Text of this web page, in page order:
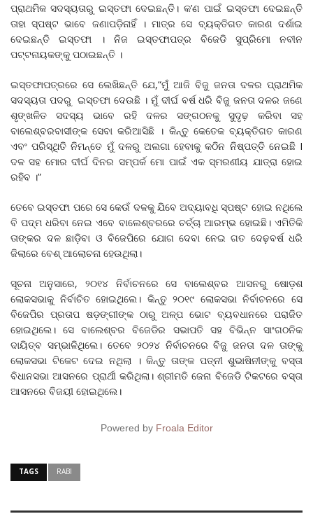
ପ୍ରାଥମିକ ସଦସ୍ୟତାରୁ ଇସ୍ତଫା ଦେଇଛନ୍ତି। କ’ଣ ପାଇଁ ଇସ୍ତଫା ଦେଇଛନ୍ତି
ତାହା ସ୍ପଷ୍ଟ ଭାବେ ଜଣାପଡ଼ିନାହିଁ । ମାତ୍ର ସେ ବ୍ୟକ୍ତିଗତ କାରଣ ଦର୍ଶାଇ
ଦେଇଛନ୍ତି ଇସ୍ତଫା । ନିଜ ଇସ୍ତଫାପତ୍ର ବିଜେଡି ସୁପ୍ରିମୋ ନବୀନ
ପଟ୍ଟନାୟକଙ୍କୁ ପଠାଇଛନ୍ତି ।
ଇସ୍ତଫାପତ୍ରରେ ସେ ଲେଖିଛନ୍ତି ଯେ,“ମୁଁ ଆଜି ବିଜୁ ଜନତା ଦଳର ପ୍ରାଥମିକ
ସଦସ୍ୟତା ପଦରୁ ଇସ୍ତଫା ଦେଉଛି । ମୁଁ ଦୀର୍ଘ ବର୍ଷ ଧରି ବିଜୁ ଜନତା ଦଳର ଜଣେ
ଶୃଙ୍ଖଳିତ ସଦସ୍ୟ ଭାବେ ରହି ଦଳର ସଙ୍ଗଠନକୁ ସୁଦୃଢ଼ କରିବା ସହ
ବାଲେଶ୍ବରବାସୀଙ୍କ ସେବା କରିଆସିଛି । କିନ୍ତୁ କେତେକ ବ୍ୟକ୍ତିଗତ କାରଣ
ଏବଂ ପରିସ୍ଥିତି ନିମନ୍ତେ ମୁଁ ଦଳରୁ ଅଲଗା ହେବାକୁ କଠିନ ନିଷ୍ପତ୍ତି ନେଇଛି I
ଦଳ ସହ ମୋର ଦୀର୍ଘ ଦିନର ସମ୍ପର୍କ ମୋ ପାଇଁ ଏକ ସ୍ମରଣୀୟ ଯାତ୍ରା ହୋଇ
ରହିବ ।”
ତେବେ ଇସ୍ତଫା ପରେ ସେ କେଉଁ ଦଳକୁ ଯିବେ ଅଦ୍ୟାବଧି ସ୍ପଷ୍ଟ ହୋଇ ନଥିଲେ
ବି ପଦ୍ମ ଧରିବା ନେଇ ଏବେ ବାଲେଶ୍ବରରେ ଚର୍ଚ୍ଚା ଆରମ୍ଭ ହୋଇଛି। ଏମିତିକି
ତାଙ୍କର ଦଳ ଛାଡ଼ିବା ଓ ବିଜେପିରେ ଯୋଗ ଦେବା ନେଇ ଗତ ଦେଢ଼ବର୍ଷ ଧରି
ଜିଲାରେ ବେଶ୍‌ ଆଲୋଚନା ହେଉଥିଲା।
ସୂଚନା ଅନୁସାରେ, ୨୦୧୪ ନିର୍ବାଚନରେ ସେ ବାଲେଶ୍ବର ଆସନରୁ ଷୋଡ଼ଶ
ଲୋକସଭାକୁ ନିର୍ବାଚିତ ହୋଇଥିଲେ। କିନ୍ତୁ ୨୦୧୯ ଲୋକସଭା ନିର୍ବାଚନରେ ସେ
ବିଜେପିର ପ୍ରତାପ ଷଡ଼ଙ୍ଗୀଙ୍କ ଠାରୁ ଅଳ୍ପ ଭୋଟ ବ୍ୟବଧାନରେ ପରାଜିତ
ହୋଇଥିଲେ। ସେ ବାଲେଶ୍ବର ବିଜେଡିର ସଭାପତି ସହ ବିଭିନ୍ନ ସାଂଗଠନିକ
ଦାୟିତ୍ବ ସମ୍ଭାଳିଥିଲେ। ତେବେ ୨୦୨୪ ନିର୍ବାଚନରେ ବିଜୁ ଜନତା ଦଳ ତାଙ୍କୁ
ଲୋକସଭା ଟିକେଟ ଦେଇ ନଥିଲା । କିନ୍ତୁ ତାଙ୍କ ପତ୍ନୀ ଶୁଭାଷିନୀଙ୍କୁ ବସ୍ତା
ବିଧାନସଭା ଆସନରେ ପ୍ରାର୍ଥୀ କରିଥିଲା। ଶ୍ରୀମତି ଜେନା ବିଜେଡି ଟିକଟରେ ବସ୍ତା
ଆସନରେ ବିଜୟୀ ହୋଇଥିଲେ।
Powered by Froala Editor
TAGS RABI